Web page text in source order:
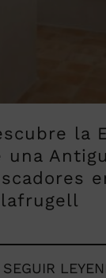
la
una
SEGUIR